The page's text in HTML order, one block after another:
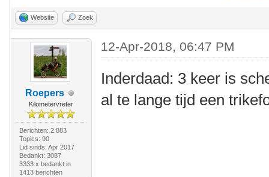
Website Zoek
Roepers
Kilometervreter
Berichten: 2.883
Topics: 90
Lid sinds: Apr 2017
Bedankt: 3087
3333 x bedankt in
1413 berichten
12-Apr-2018, 06:47 PM
Inderdaad: 3 keer is
al te lange tijd een